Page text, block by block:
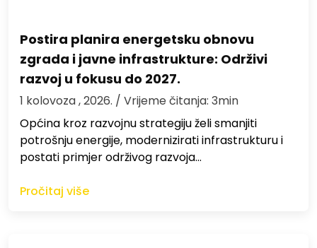
Postira planira energetsku obnovu
zgrada i javne infrastrukture: Održivi
razvoj u fokusu do 2027.
1 kolovoza , 2026. / Vrijeme čitanja: 3min
Općina kroz razvojnu strategiju želi smanjiti
potrošnju energije, modernizirati infrastrukturu i
postati primjer održivog razvoja…
Pročitaj više